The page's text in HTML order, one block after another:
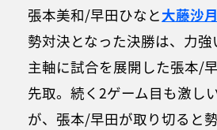
張本美和/早田ひなと大藤沙月
勢対決となった決勝は、力
主軸に試合を展開した張本/
先取。続く2ゲーム目も激し
が、張本/早田が取り切ると